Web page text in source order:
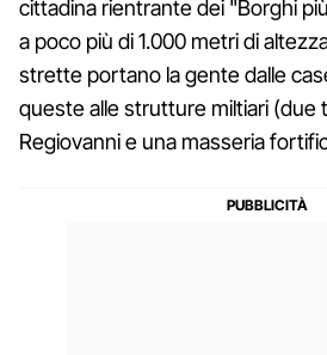
cittadina rientrante dei "Borghi
a poco più di 1.000 metri di
strette portano la gente dalle
queste alle strutture miltiari (due
Regiovanni e una masseria